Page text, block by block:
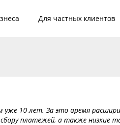
Для частных клиентов
10 лет. За это время
платежей, а также низкие